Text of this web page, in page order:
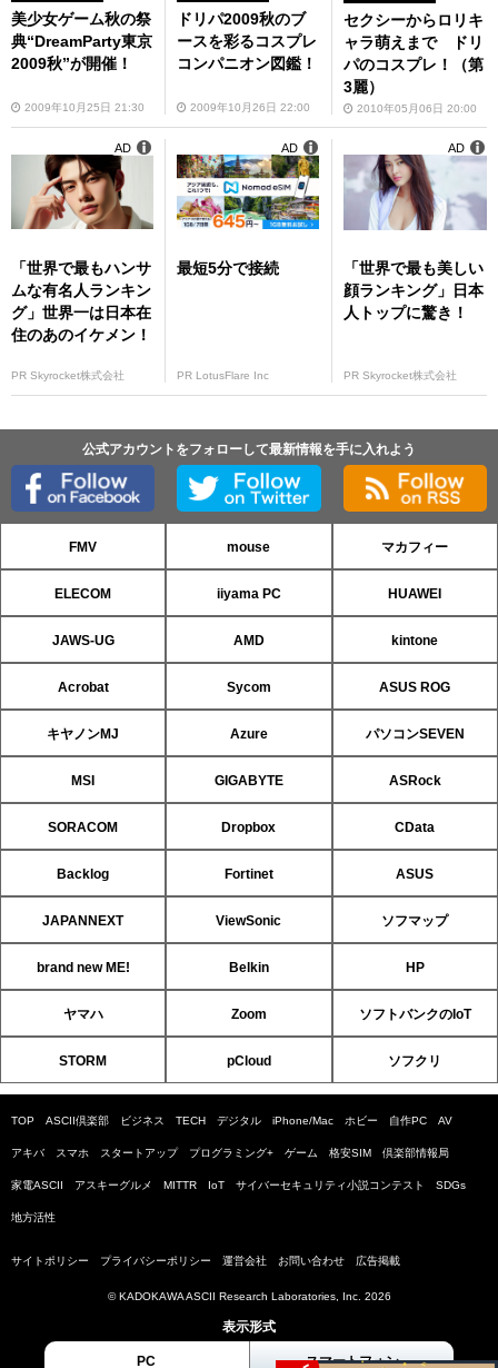
美少女ゲーム秋の祭
典“DreamParty東京
2009秋”が開催！
2009年10月25日 21:30
ドリパ2009秋のブ
ースを彩るコスプレ
コンパニオン図鑑！
2009年10月26日 22:00
セクシーからロリキ
ャラ萌えまで ドリ
パのコスプレ！（第
3麗）
2010年05月06日 20:00
「世界で最もハンサ
ムな有名人ランキン
グ」世界一は日本在
住のあのイケメン！
PR Skyrocket株式会社
AD
最短5分で接続
PR LotusFlare Inc
AD
「世界で最も美しい
顔ランキング」日本
人トップに驚き！
PR Skyrocket株式会社
AD
公式アカウントをフォローして最新情報を手に入れよう
FMV mouse マカフィー
ELECOM iiyama PC HUAWEI
JAWS-UG AMD kintone
Acrobat Sycom ASUS ROG
キヤノンMJ Azure パソコンSEVEN
MSI GIGABYTE ASRock
SORACOM Dropbox CData
Backlog Fortinet ASUS
JAPANNEXT ViewSonic ソフマップ
brand new ME! Belkin HP
ヤマハ Zoom ソフトバンクのIoT
STORM pCloud ソフクリ
TOP ASCII倶楽部 ビジネス TECH デジタル iPhone/Mac ホビー 自作PC AV
アキバ スマホ スタートアップ プログラミング+ ゲーム 格安SIM 倶楽部情報局
家電ASCII アスキーグルメ MITTR IoT サイバーセキュリティ小説コンテスト SDGs
地方活性
サイトポリシー プライバシーポリシー 運営会社 お問い合わせ 広告掲載
© KADOKAWA ASCII Research Laboratories, Inc. 2026
表示形式
PC スマートフォン